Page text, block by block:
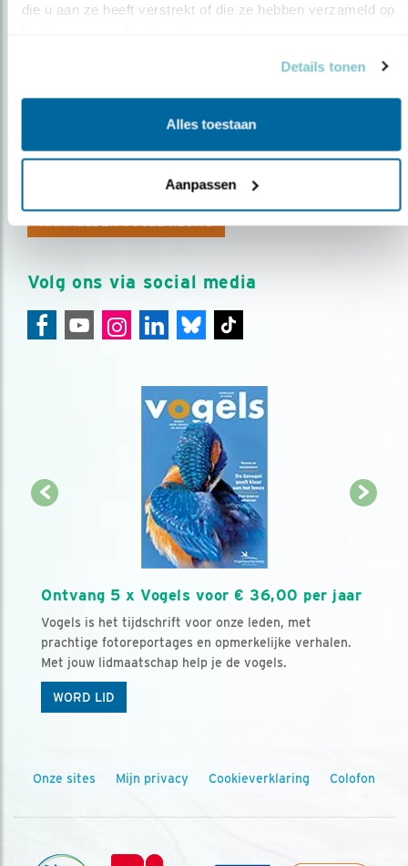
die u aan ze heeft verstrekt of die ze hebben verzameld op
Details tonen
Alles toestaan
Aanpassen
over vogels en activiteiten van Vogelbescherming.
AANMELDEN VOGELNIEUWS
Volg ons via social media
Ontvang 5 x Vogels voor € 36,00 per jaar
Vogels is het tijdschrift voor onze leden, met
prachtige fotoreportages en opmerkelijke verhalen.
Met jouw lidmaatschap help je de vogels.
WORD LID
Onze sites Mijn privacy Cookieverklaring Colofon